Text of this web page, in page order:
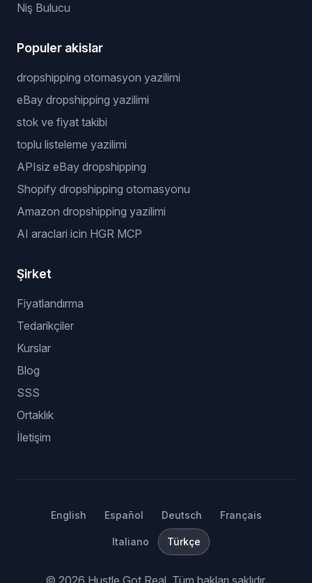
Niş Bulucu
Populer akislar
dropshipping otomasyon yazilimi
eBay dropshipping yazilimi
stok ve fiyat takibi
toplu listeleme yazilimi
APIsiz eBay dropshipping
Shopify dropshipping otomasyonu
Amazon dropshipping yazilimi
AI araclari icin HGR MCP
Şirket
Fiyatlandırma
Tedarikçiler
Kurslar
Blog
SSS
Ortaklık
İletişim
English Español Deutsch Français
Italiano Türkçe
© 2026 Hustle Got Real. Tüm hakları saklıdır.